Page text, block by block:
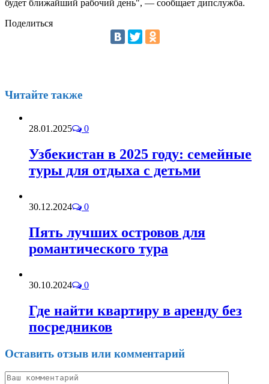
будет ближайший рабочий день", — сообщает дипслужба.
Поделиться
Читайте также
28.01.2025 0
Узбекистан в 2025 году: семейные
туры для отдыха с детьми
30.12.2024 0
Пять лучших островов для
романтического тура
30.10.2024 0
Где найти квартиру в аренду без
посредников
Оставить отзыв или комментарий